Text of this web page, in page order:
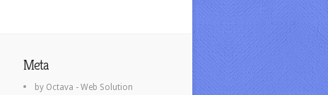
Meta
by Octava - Web Solution